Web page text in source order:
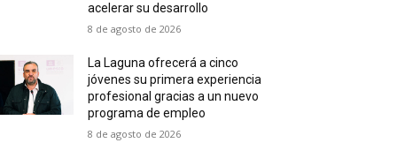
acelerar su desarrollo
8 de agosto de 2026
La Laguna ofrecerá a cinco
jóvenes su primera experiencia
profesional gracias a un nuevo
programa de empleo
8 de agosto de 2026